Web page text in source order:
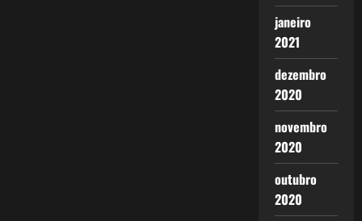
janeiro
2021
dezembro
2020
novembro
2020
outubro
2020